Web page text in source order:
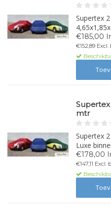
Supertex
€185,00
€152,89
Supertex
mtr
Supertex
Luxe
€178,00
€147,11 Excl.